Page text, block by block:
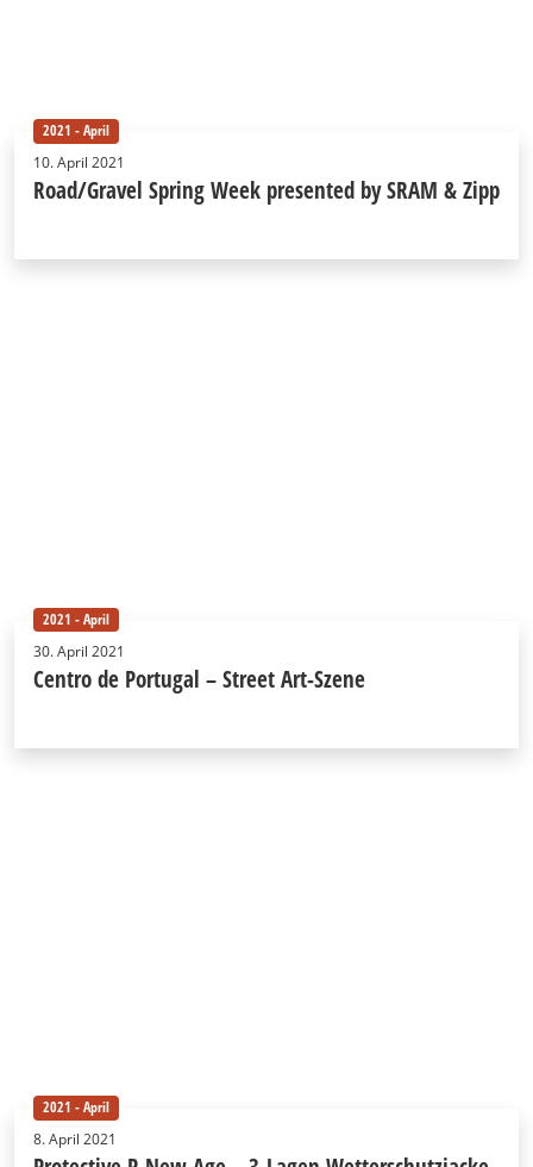
2021 - April
10. April 2021
Road/Gravel Spring Week presented by SRAM & Zipp
2021 - April
30. April 2021
Centro de Portugal – Street Art-Szene
2021 - April
8. April 2021